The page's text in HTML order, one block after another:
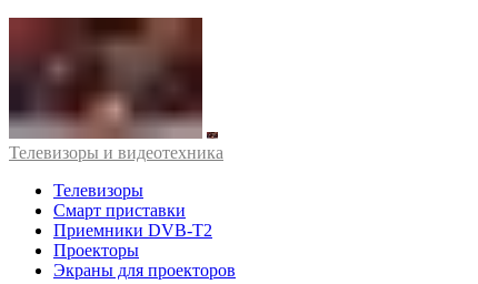
Телевизоры и видеотехника
Телевизоры
Смарт приставки
Приемники DVB-T2
Проекторы
Экраны для проекторов